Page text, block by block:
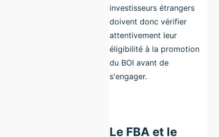
investisseurs étrangers
doivent donc vérifier
attentivement leur
éligibilité à la promotion
du BOI avant de
s'engager.
Le FBA et le